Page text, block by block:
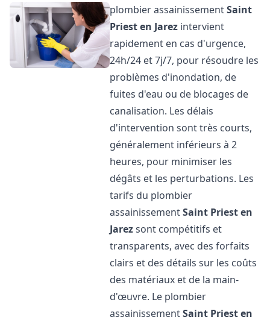
plombier assainissementSaint
Priest en Jarez intervient
rapidement en cas d'urgence,
24h/24 et 7j/7, pour résoudre les
problèmes d'inondation, de
fuites d'eau ou de blocages de
canalisation. Les délais
d'intervention sont très courts,
généralement inférieurs à 2
heures, pour minimiser les
dégâts et les perturbations. Les
tarifs du plombier
assainissementSaint Priest en
Jarezsont compétitifs et
transparents, avec des forfaits
clairs et des détails sur les coûts
des matériaux et de la main-
d'œuvre. Le plombier
assainissementSaint Priest en